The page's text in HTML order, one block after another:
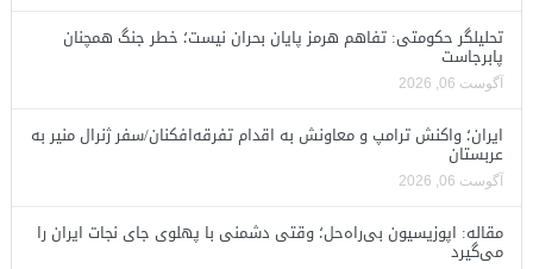
تحلیلگر حکومتی: تفاهم هرمز پایان بحران نیست؛ خطر جنگ همچنان
پابرجاست
آگوست 06, 2026
ایران؛ واکنش ترامپ و معاونش به اقدام تفرقه‌افکنان/سفر ژنرال منیر به
عربستان
آگوست 06, 2026
مقاله: اپوزیسیون بی‌راه‌حل؛ وقتی دشمنی با پهلوی جای نجات ایران را
می‌گیرد